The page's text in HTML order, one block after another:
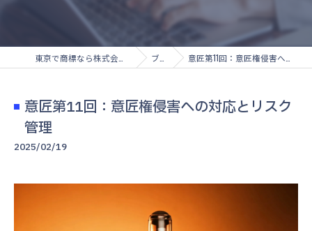
ブログ 意匠第11回：意匠権侵害への対応とリスク管理
意匠第11回：意匠権侵害への対応とリスク
管理
2025/02/19